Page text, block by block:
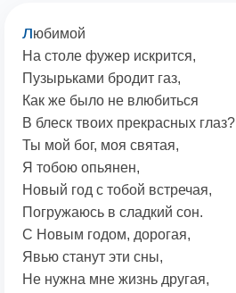
любимой
На столе фужер искрится,
Пузырьками бродит газ,
Как же было не влюбиться
В блеск твоих прекрасных глаз?
Ты мой бог, моя святая,
Я тобою опьянен,
Новый год с тобой встречая,
Погружаюсь в сладкий сон.
С Новым годом, дорогая,
Явью станут эти сны,
Не нужна мне жизнь другая,